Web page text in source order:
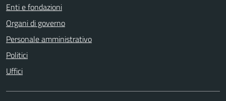
Enti e fondazioni
Organi di governo
Personale amministrativo
Politici
Uffici